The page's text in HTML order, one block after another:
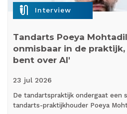
mic_external_on Interview
Tandarts Poeya
onmisbaar in de
bent over AI'
23 jul 2026
De tandartspraktijk ondergaat
tandarts-praktijkhouder Poeya